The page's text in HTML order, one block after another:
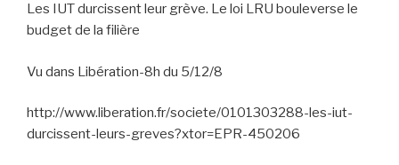
Les IUT durcissent leur grève. Le loi LRU bouleverse le
budget de la filière
Vu dans Libération-8h du 5/12/8
http://www.liberation.fr/societe/0101303288-les-iut-
durcissent-leurs-greves?xtor=EPR-450206